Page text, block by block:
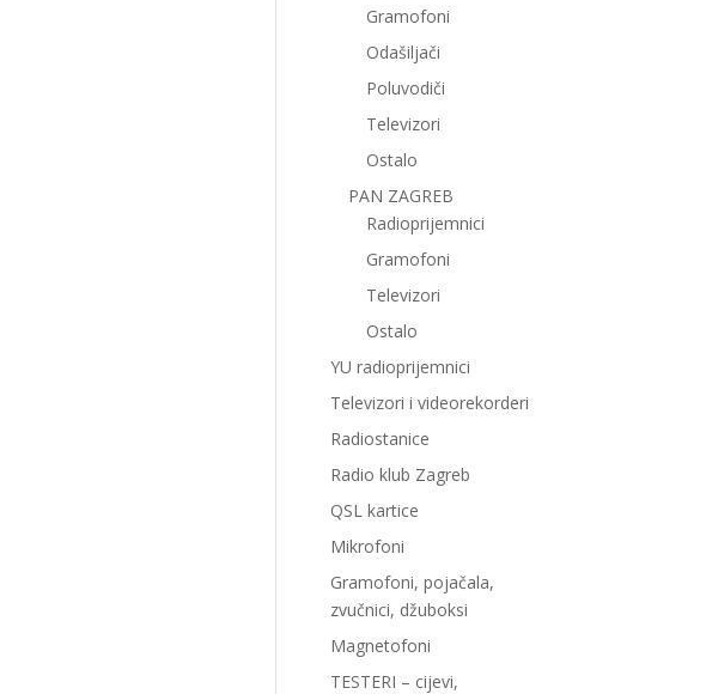
Gramofoni
Odašiljači
Poluvodiči
Televizori
Ostalo
PAN ZAGREB
Radioprijemnici
Gramofoni
Televizori
Ostalo
YU radioprijemnici
Televizori i videorekorderi
Radiostanice
Radio klub Zagreb
QSL kartice
Mikrofoni
Gramofoni, pojačala,
zvučnici, džuboksi
Magnetofoni
TESTERI – cijevi,